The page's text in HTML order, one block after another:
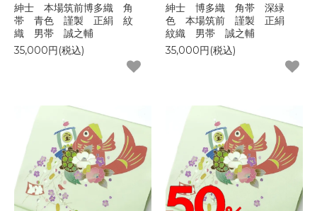
紳士 本場筑前博多織 角
帯 青色 謹製 正絹 紋
織 男帯 誠之輔
35,000円(税込)
紳士 博多織 角帯 深緑
色 本場筑前 謹製 正絹
紋織 男帯 誠之輔
35,000円(税込)